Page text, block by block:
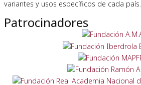
variantes y usos específicos de cada país.
Patrocinadores